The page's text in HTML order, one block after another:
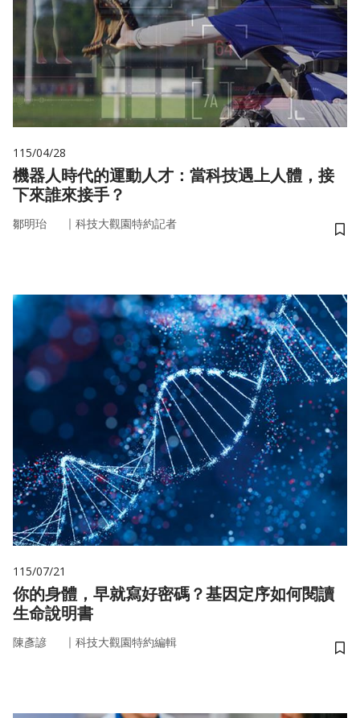
115/04/28
機器人時代的運動人才：當科技遇上人體，接
下來誰來接手？
鄒明珆 ｜ 科技大觀園特約記者
儲
115/07/21
你的身體，早就寫好密碼？基因定序如何閱讀
生命說明書
陳彥諺 ｜ 科技大觀園特約編輯
儲